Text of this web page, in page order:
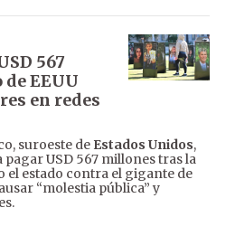
567
EEUU
en redes
suroeste de Estados Unidos,
pagar USD 567 millones tras la
el estado contra el gigante de
“molestia pública” y